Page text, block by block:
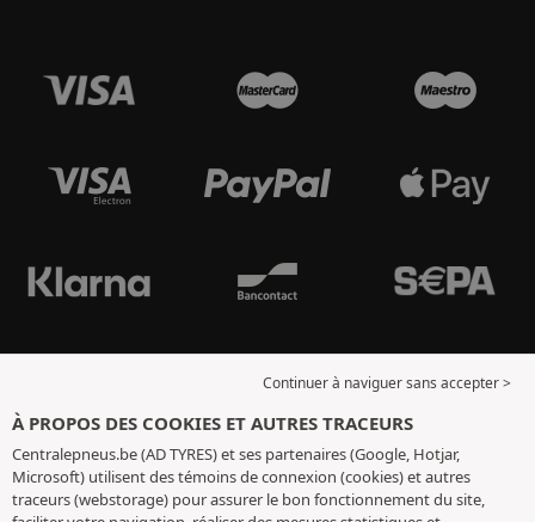
Continuer à naviguer sans accepter >
À PROPOS DES COOKIES ET AUTRES TRACEURS
Centralepneus.be (AD TYRES) et ses partenaires (Google, Hotjar,
Microsoft) utilisent des témoins de connexion (cookies) et autres
traceurs (webstorage) pour assurer le bon fonctionnement du site,